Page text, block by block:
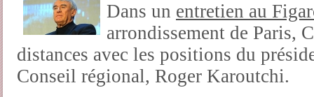
Dans un entretien au
arrondissement de Paris,
distances avec les positions du
Conseil régional, Roger Karoutchi.